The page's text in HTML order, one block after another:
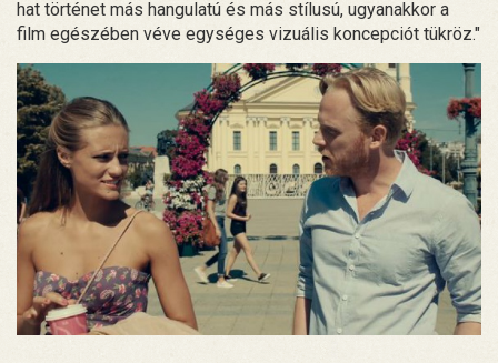
hat történet más hangulatú és más stílusú, ugyanakkor a
film egészében véve egységes vizuális koncepciót tükröz."